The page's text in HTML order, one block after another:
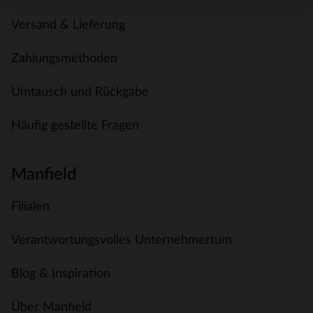
Versand & Lieferung
Zahlungsmethoden
Umtausch und Rückgabe
Häufig gestellte Fragen
Manfield
Filialen
Verantwortungsvolles Unternehmertum
Blog & Inspiration
Über Manfield